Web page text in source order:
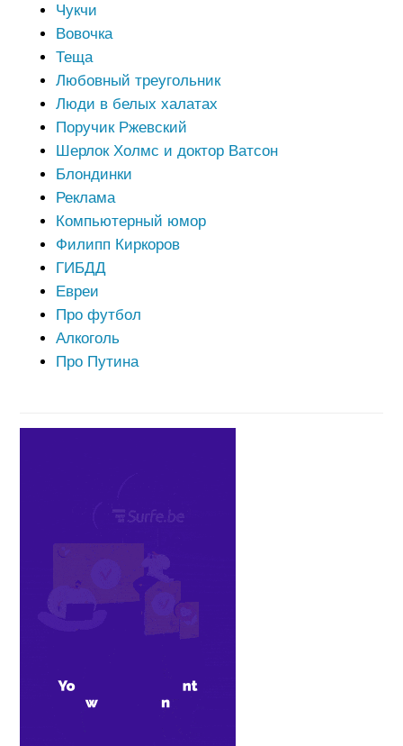
Чукчи
Вовочка
Теща
Любовный треугольник
Люди в белых халатах
Поручик Ржевский
Шерлок Холмс и доктор Ватсон
Блондинки
Реклама
Компьютерный юмор
Филипп Киркоров
ГИБДД
Евреи
Про футбол
Алкоголь
Про Путина